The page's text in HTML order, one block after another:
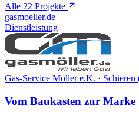
Alle 22 Projekte
gasmoeller.de
Dienstleistung
Gas-Service Möller e.K. · Schieren
Vom Baukasten zur Marke